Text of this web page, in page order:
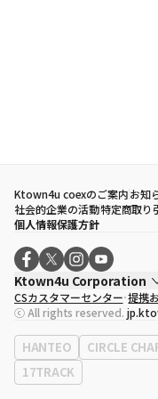
Ktown4u coexのご案内お知
社会的企業の活動特定商取り
個人情報保護方針
Ktown4u Corporation
代表取締役
ソン・ヒョミ
事業者登録番号120-87-71116
eContext
0120-23-7523
事務所住所
ソウル特別市
CSカスタマーセンター 提携
ⓒ All rights reserved.
HANTEO CIRCLE
17TRACK